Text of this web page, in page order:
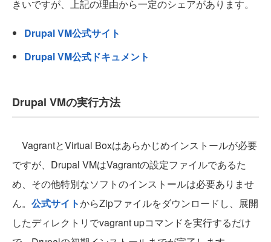
きいですが、上記の理由から一定のシェアがあります。
Drupal VM公式サイト
Drupal VM公式ドキュメント
Drupal VMの実行方法
VagrantとVirtual Boxはあらかじめインストールが必要
ですが、Drupal VMはVagrantの設定ファイルであるた
め、その他特別なソフトのインストールは必要ありませ
ん。 公式サイトからZipファイルをダウンロードし、展開
したディレクトリでvagrant upコマンドを実行するだけ